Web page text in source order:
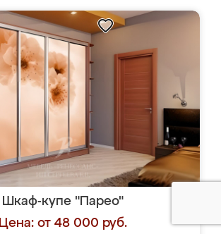
Шкаф-купе "Парео"
Цена: от 48 000 руб.